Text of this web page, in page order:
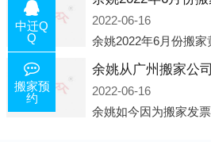
2022-06-16
余姚从广州搬家公
2022-06-16
中迁Q
Q
搬家预
约